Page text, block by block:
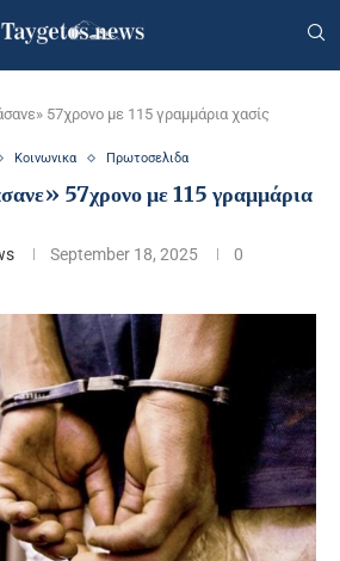
57χρονο με 115 γραμμάρια χασίς
Κοινωνικα Πρωτοσελιδα
57χρονο με 115 γραμμάρια
September 18, 2025
0